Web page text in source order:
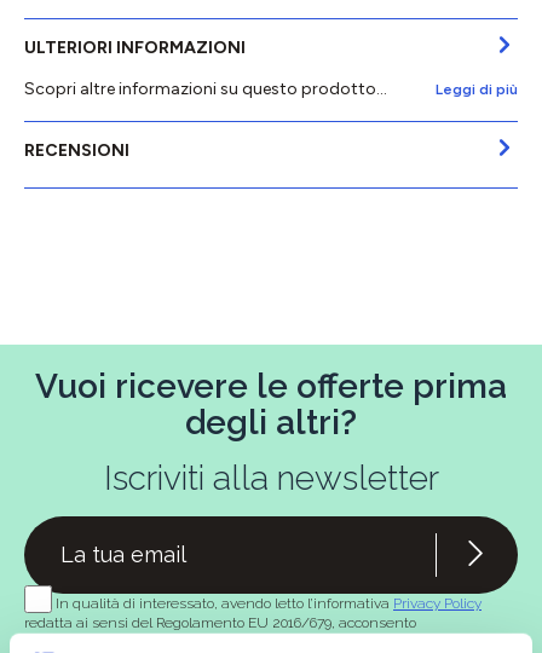
ULTERIORI INFORMAZIONI
Scopri altre informazioni su questo prodotto...
Leggi di più
RECENSIONI
Vuoi ricevere le offerte prima
degli altri?
Iscriviti alla newsletter
In qualità di interessato, avendo letto l’informativa Privacy Policy
redatta ai sensi del Regolamento EU 2016/679, acconsento